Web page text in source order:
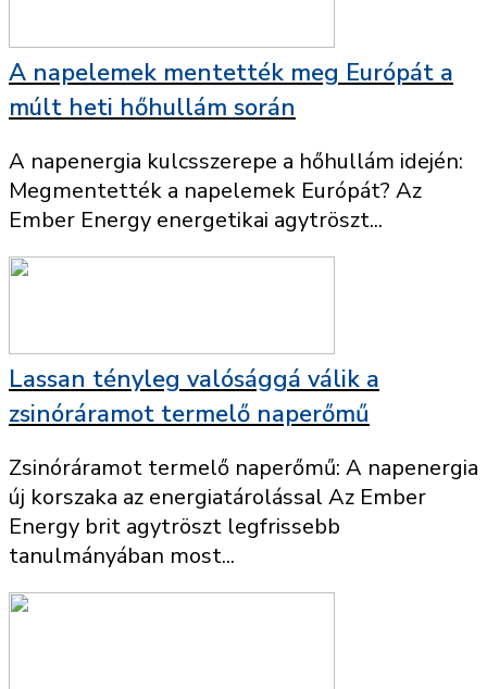
A napelemek mentették meg Európát a
múlt heti hőhullám során
A napenergia kulcsszerepe a hőhullám idején:
Megmentették a napelemek Európát? Az
Ember Energy energetikai agytröszt...
Lassan tényleg valósággá válik a
zsinóráramot termelő naperőmű
Zsinóráramot termelő naperőmű: A napenergia
új korszaka az energiatárolással Az Ember
Energy brit agytröszt legfrissebb
tanulmányában most...